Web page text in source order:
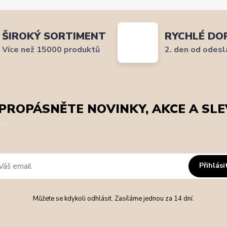
ŠIROKÝ SORTIMENT
Více než 15000 produktů
RYCHLÉ
2. den od
NOVINKY, AKCE A
Můžete se kdykoli odhlásit. Zasíláme jednou za 14 dní.